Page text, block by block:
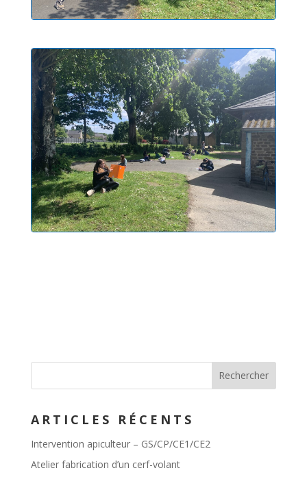
ARTICLES RÉCENTS
Intervention apiculteur – GS/CP/CE1/CE2
Atelier fabrication d’un cerf-volant